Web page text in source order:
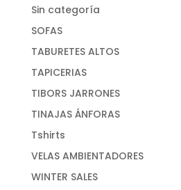
Sin categoría
SOFAS
TABURETES ALTOS
TAPICERIAS
TIBORS JARRONES
TINAJAS ÁNFORAS
Tshirts
VELAS AMBIENTADORES
WINTER SALES